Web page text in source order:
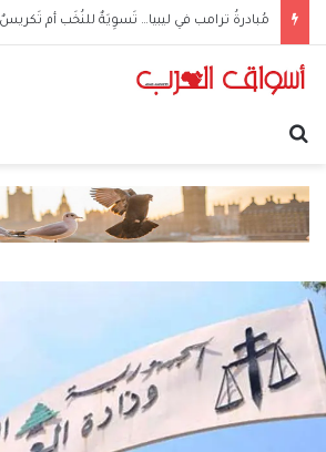
مُبادرةُ ترامب في ليبيا… تَسوِيَةٌ للنُخَب أم